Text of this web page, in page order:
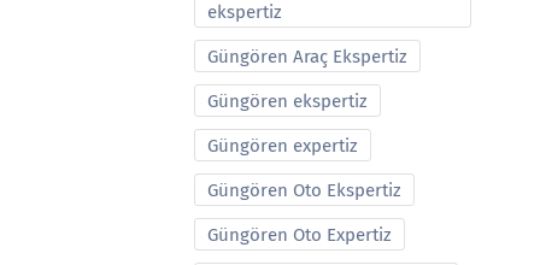
ekspertiz
Güngören Araç Ekspertiz
Güngören ekspertiz
Güngören expertiz
Güngören Oto Ekspertiz
Güngören Oto Expertiz